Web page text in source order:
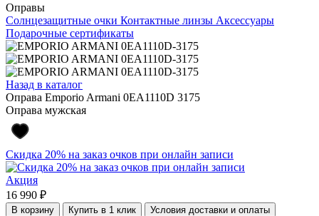
Оправы
Солнцезащитные очки Контактные линзы Аксессуары
Подарочные сертификаты
Назад в каталог
Оправа Emporio Armani 0EA1110D 3175
Оправа мужская
Скидка 20% на заказ очков при онлайн записи
Акция
16 990 ₽
В корзину Купить в 1 клик Условия доставки и оплаты